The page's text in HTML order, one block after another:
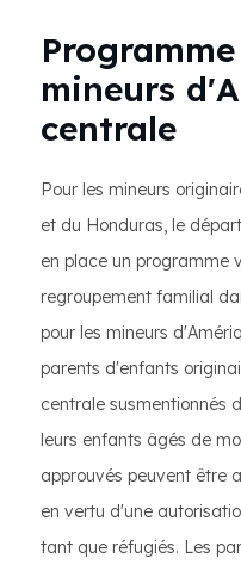
mineurs
centrale
Pour les mineurs
et du Honduras, le
en place un programme
regroupement familial
pour les mineurs
parents d'enfants
centrale susmentionnés
leurs enfants âgés de
approuvés peuvent être
en vertu d'une
tant que réfugiés. Les